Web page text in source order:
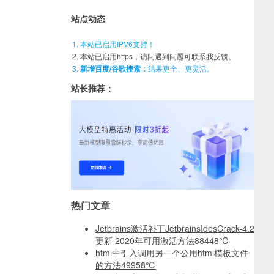
站点动态
本站已启用IPV6支持！
本站已启用https，访问遇到问题可联系我反馈。
新增百度/谷歌搜索： 结果更全、更灵活。
站长推荐：
热门文章
Jetbrains激活补丁JetbrainsIdesCrack-4.2
更新 2020年可用激活方法88448℃
html中引入调用另一个公用html模板文件
的方法49958℃